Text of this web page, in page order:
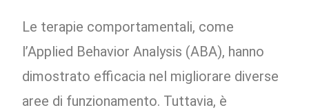
Le terapie comportamentali, come
l’Applied Behavior Analysis (ABA), hanno
dimostrato efficacia nel migliorare diverse
aree di funzionamento. Tuttavia, è